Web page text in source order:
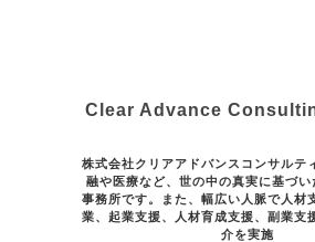
Clear Advance
株式会社クリアアドバンスコンサルテ
融や医療など、世の中の真実に基づ
事務所です。また、幅広い人脈で人材
業、起業支援、人材育成支援、副業支
介を実施